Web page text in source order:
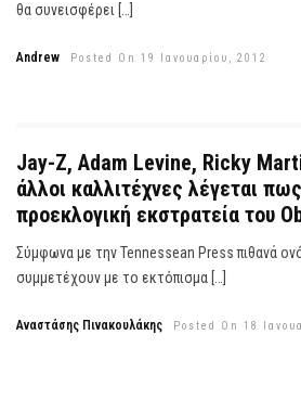
θα συνεισφέρει […]
Andrew Posted On 19 Ιανουαρίου, 2012
Jay-Z, Adam Levine, Ricky
άλλοι καλλιτέχνες λέγεται
προεκλογική εκστρατεία του
Σύμφωνα με την Tennessean Press πιθανά
συμμετέχουν με το εκτόπισμα […]
Αναστάσης Πινακουλάκης Posted On 18